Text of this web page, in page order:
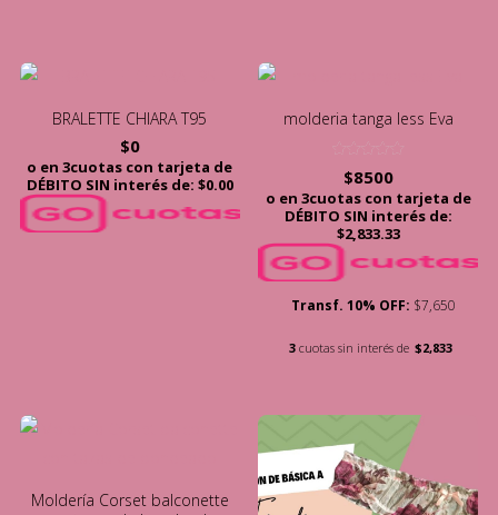
BRALETTE CHIARA T95
$0
o en 3cuotas con tarjeta de
DÉBITO SIN interés de: $0.00
molderia tanga less Eva
con
5.00
de 5
$8500
o en 3cuotas con tarjeta de
DÉBITO SIN interés de:
$2,833.33
Transf. 10% OFF: $7,650
3 cuotas sin interés de $2,833
Moldería Corset balconette